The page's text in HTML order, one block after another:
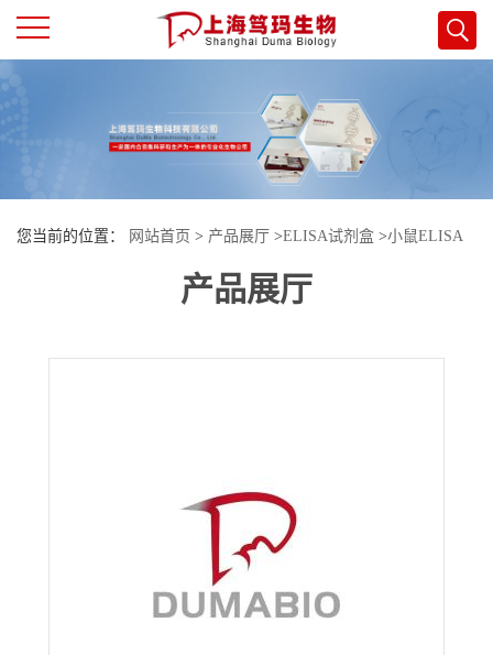
页
司
您当前的位置： 网站首页 > 产品展厅 >ELISA试剂盒 >小鼠ELISA
小鼠同型半胱氨酸(HCY)酶联免疫试剂盒
产品展厅